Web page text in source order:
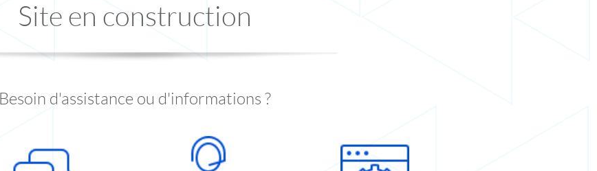
Site en construction
Besoin d'assistance ou d'informations ?